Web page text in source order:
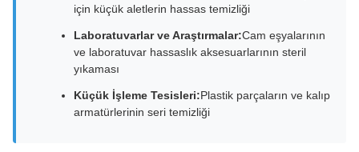
için küçük aletlerin hassas temizliği
Laboratuvarlar ve Araştırmalar:Cam eşyalarının
ve laboratuvar hassaslık aksesuarlarının steril
yıkaması
Küçük İşleme Tesisleri:Plastik parçaların ve kalıp
armatürlerinin seri temizliği